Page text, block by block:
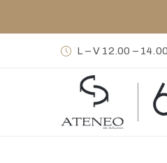
L – V 12.00 –